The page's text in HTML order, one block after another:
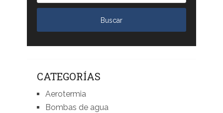
CATEGORÍAS
Aerotermia
Bombas de agua